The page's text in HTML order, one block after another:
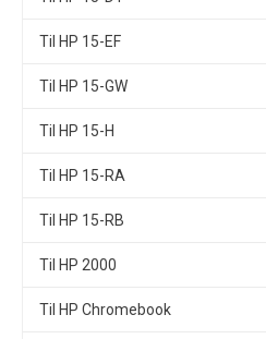
Til HP 15-EF
Til HP 15-GW
Til HP 15-H
Til HP 15-RA
Til HP 15-RB
Til HP 2000
Til HP Chromebook